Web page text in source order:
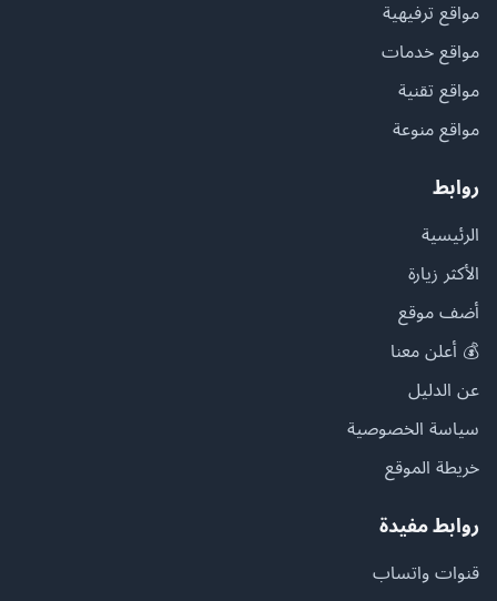
مواقع ترفيهية
مواقع خدمات
مواقع تقنية
مواقع منوعة
روابط
الرئيسية
الأكثر زيارة
أضف موقع
💰 أعلن معنا
عن الدليل
سياسة الخصوصية
خريطة الموقع
روابط مفيدة
قنوات واتساب